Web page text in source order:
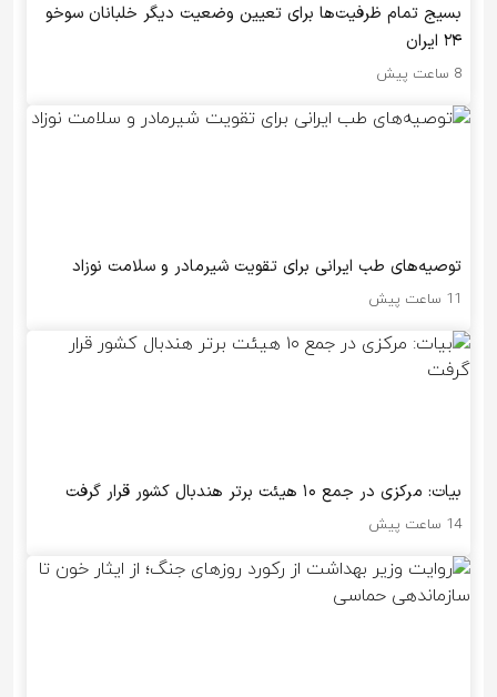
بسیج تمام ظرفیت‌ها برای تعیین وضعیت دیگر خلبانان سوخو
۲۴ ایران
8 ساعت پیش
توصیه‌های طب ایرانی برای تقویت شیرمادر و سلامت نوزاد
11 ساعت پیش
بیات: مرکزی در جمع ۱۰ هیئت برتر هندبال کشور قرار گرفت
14 ساعت پیش